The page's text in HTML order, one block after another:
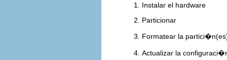
Instalar el hardware
Particionar
Formatear la
Actualizar la